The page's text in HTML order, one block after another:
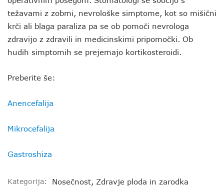
težavami z zobmi, nevrološke simptome, kot so mišični
krči ali blaga paraliza pa se ob pomoči nevrologa
zdravijo z zdravili in medicinskimi pripomočki. Ob
hudih simptomih se prejemajo kortikosteroidi.
Preberite še:
Anencefalija
Mikrocefalija
Gastroshiza
Kategorija: Nosečnost, Zdravje ploda in zarodka